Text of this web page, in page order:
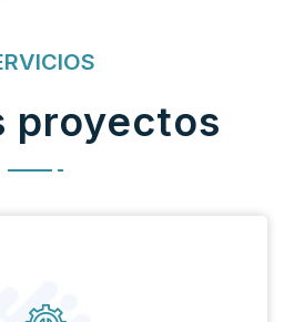
proyectos